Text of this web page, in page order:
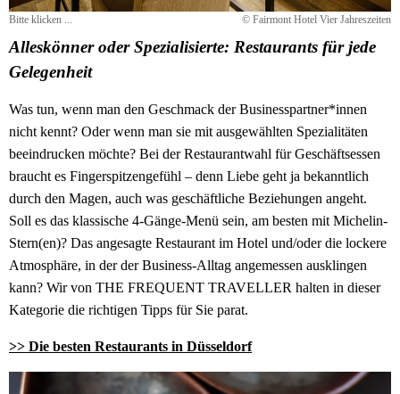
Bitte klicken ... © Fairmont Hotel Vier Jahreszeiten
Alleskönner oder Spezialisierte: Restaurants für jede
Gelegenheit
Was tun, wenn man den Geschmack der Businesspartner*innen
nicht kennt? Oder wenn man sie mit ausgewählten Spezialitäten
beeindrucken möchte? Bei der Restaurantwahl für Geschäftsessen
braucht es Fingerspitzengefühl – denn Liebe geht ja bekanntlich
durch den Magen, auch was geschäftliche Beziehungen angeht.
Soll es das klassische 4-Gänge-Menü sein, am besten mit Michelin-
Stern(en)? Das angesagte Restaurant im Hotel und/oder die lockere
Atmosphäre, in der der Business-Alltag angemessen ausklingen
kann? Wir von THE FREQUENT TRAVELLER halten in dieser
Kategorie die richtigen Tipps für Sie parat.
>> Die besten Restaurants in Düsseldorf